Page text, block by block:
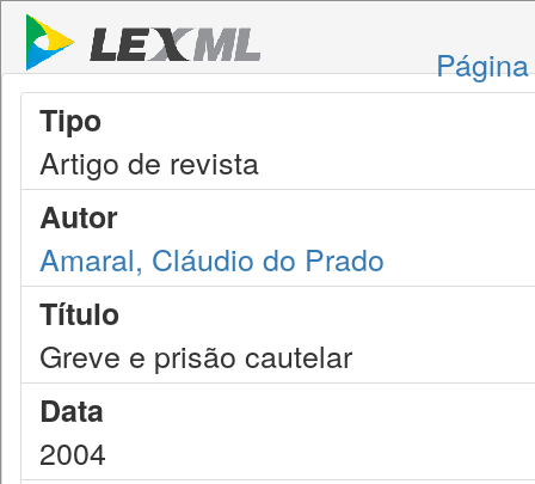
Tipo
Artigo de revista
Autor
Amaral, Cláudio do Prado
Título
Greve e prisão cautelar
Data
2004